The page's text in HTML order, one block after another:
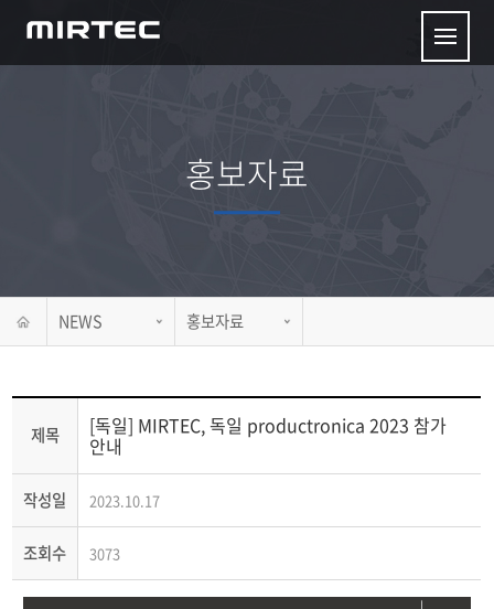
홍보자료
NEWS 홍보자료
제목 [독일] MIRTEC, 독일 productronica 2023 참가
안내
작성일 2023.10.17
조회수 3073